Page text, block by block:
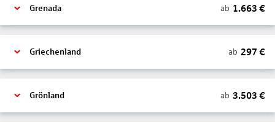
Grenada ab 1.663 €
Griechenland ab 297 €
Grönland ab 3.503 €